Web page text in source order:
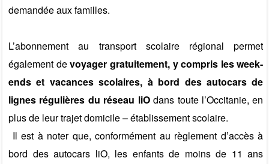
demandée aux familles.
L’abonnement au transport scolaire régional permet
également devoyager gratuitement, y compris les week-
ends et vacances scolaires, à bord des autocars de
lignes régulières du réseau liOdans toute l’Occitanie, en
plus de leur trajet domicile – établissement scolaire.
Il est à noter que, conformément au règlement d’accès à
bord des autocars liO, les enfants de moins de 11 ans